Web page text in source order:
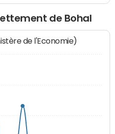
de Bohal
de l'Economie)